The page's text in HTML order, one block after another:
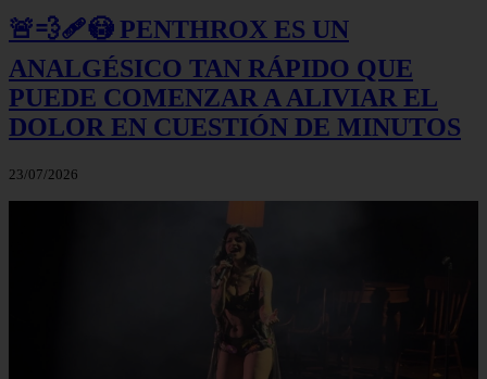
🚨💨🩹😳 PENTHROX ES UN
ANALGÉSICO TAN RÁPIDO QUE
PUEDE COMENZAR A ALIVIAR EL
DOLOR EN CUESTIÓN DE MINUTOS
23/07/2026